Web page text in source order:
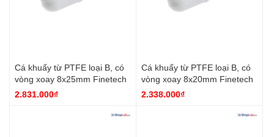
Cá khuấy từ PTFE loại B, có
vòng xoay 8x25mm Finetech
2.831.000₫
Cá khuấy từ PTFE loại B, có
vòng xoay 8x20mm Finetech
2.338.000₫